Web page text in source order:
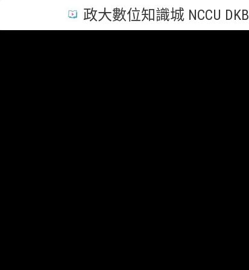
政大數位知識城 NCCU DKB